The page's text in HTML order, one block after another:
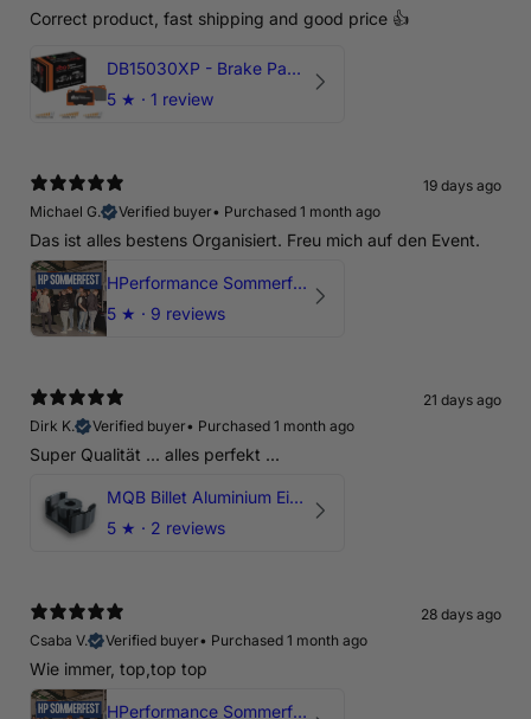
Correct product, fast shipping and good price 👍
DB15030XP - Brake Pads Xtreme Performance | Front Axle
5 ★ · 1 review
19 days ago
Michael G.
Verified buyer• Purchased 1 month ago
Das ist alles bestens Organisiert. Freu mich auf den Event.
HPerformance Sommerfest 2026
5 ★ · 9 reviews
21 days ago
Dirk K.
Verified buyer• Purchased 1 month ago
Super Qualität ... alles perfekt ...
MQB Billet Aluminium Einsatz Drehmomentstütze - DOGBONE für Audi RS3, TTRS, RSQ3
5 ★ · 2 reviews
28 days ago
Csaba V.
Verified buyer• Purchased 1 month ago
Wie immer, top,top top
HPerformance Sommerfest 2026